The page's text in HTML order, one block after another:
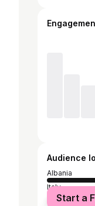
Audience
Albania
Italy
Greece
Start a